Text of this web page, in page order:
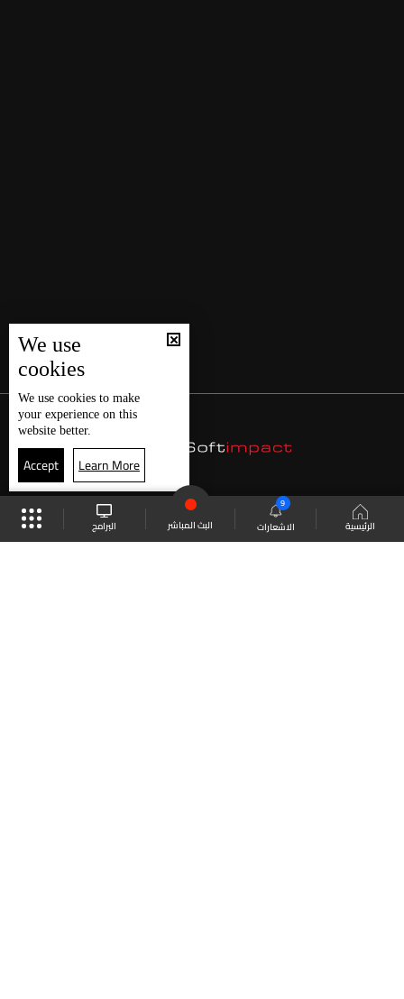
الرئيسية الاشعارات
9
البث المباشر البرامج
We use
cookies
We use cookies to make
your experience on this
website better.
Accept Learn More
موقع البرامج الجدول البث المباشر